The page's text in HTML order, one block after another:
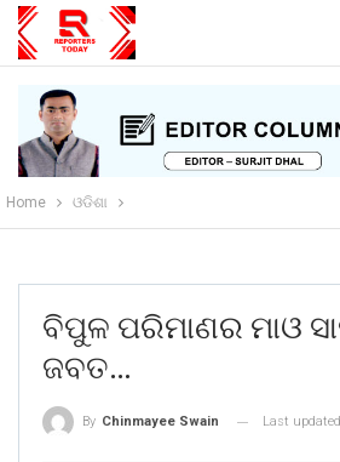
Home ଓଡିଶା
ବିପୁଳ ପରିମାଣର ମାଓ
ଜବତ…
By Chinmayee Swain Last updated